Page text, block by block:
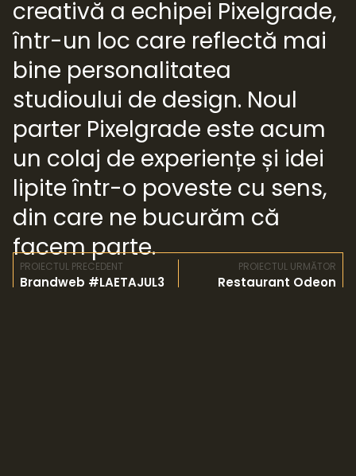
creativă a echipei Pixelgrade,
într-un loc care reflectă mai
bine personalitatea
studioului de design. Noul
parter Pixelgrade este acum
un colaj de experiențe și idei
lipite într-o poveste cu sens,
din care ne bucurăm că
facem parte.
PROIECTUL PRECEDENT
Brandweb #LAETAJUL3
PROIECTUL URMĂTOR
Restaurant Odeon